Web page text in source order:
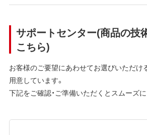
サポートセンター(商品の技
こちら)
お客様のご要望にあわせてお選びいただけ
用意しています。
下記をご確認・ご準備いただくとスムーズ